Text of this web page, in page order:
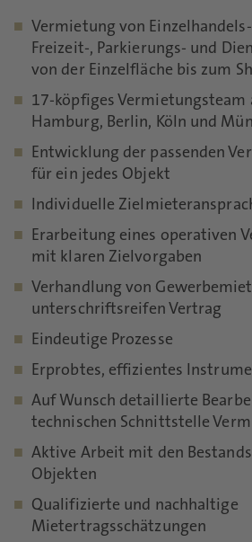
Vermietung von
Freizeit-, Parkierungs- und
von der Einzelfläche bis zum
17-köpfiges Vermietungsteam
Hamburg, Berlin, Köln und
Entwicklung der passenden
für ein jedes Objekt
Individuelle
Erarbeitung eines operativen
mit klaren Zielvorgaben
Verhandlung von
unterschriftsreifen Vertrag
Eindeutige Prozesse
Erprobtes, effizientes
Auf Wunsch detaillierte
technischen Schnittstelle
Aktive Arbeit mit den
Objekten
Qualifizierte und nachhaltige
Mietertragsschätzungen